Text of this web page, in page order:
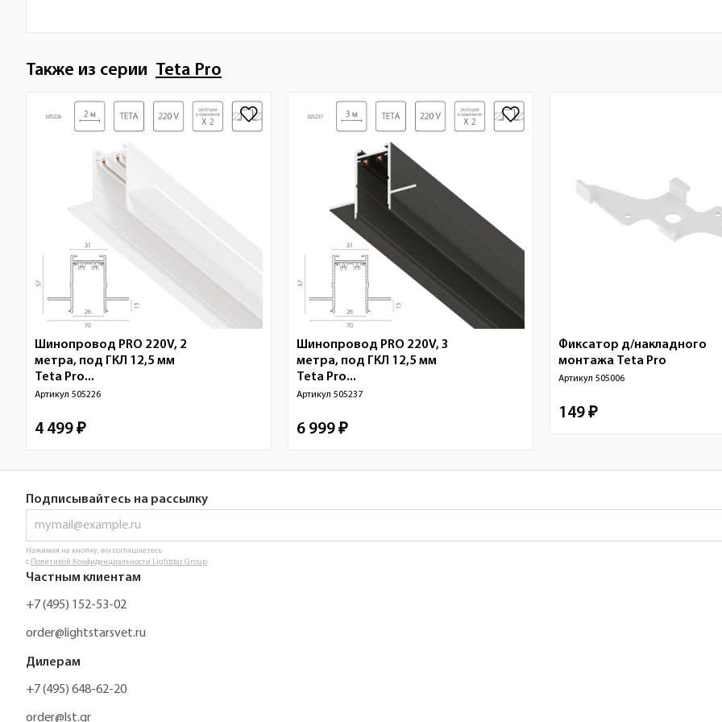
Также из серии Teta Pro
Шинопровод PRO 220V, 2
метра, под ГКЛ 12,5 мм
Teta Pro...
Артикул 505226
4 499 ₽
Шинопровод PRO 220V, 3
метра, под ГКЛ 12,5 мм
Teta Pro...
Артикул 505237
6 999 ₽
Фиксатор д/накладного
монтажа Teta Pro
Артикул 505006
149 ₽
Подписывайтесь на рассылку
Нажимая на кнопку, вы соглашаетесь
с Политикой Конфиденциальности Lightstar Group
Частным клиентам
+7 (495) 152-53-02
order@lightstarsvet.ru
Дилерам
+7 (495) 648-62-20
order@lst.gr